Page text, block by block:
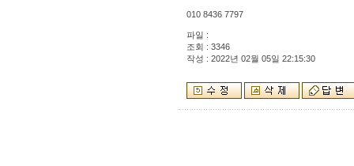
010 8436 7797
파일 :
조회 : 3346
작성 : 2022년 02월 05일 22:15:30